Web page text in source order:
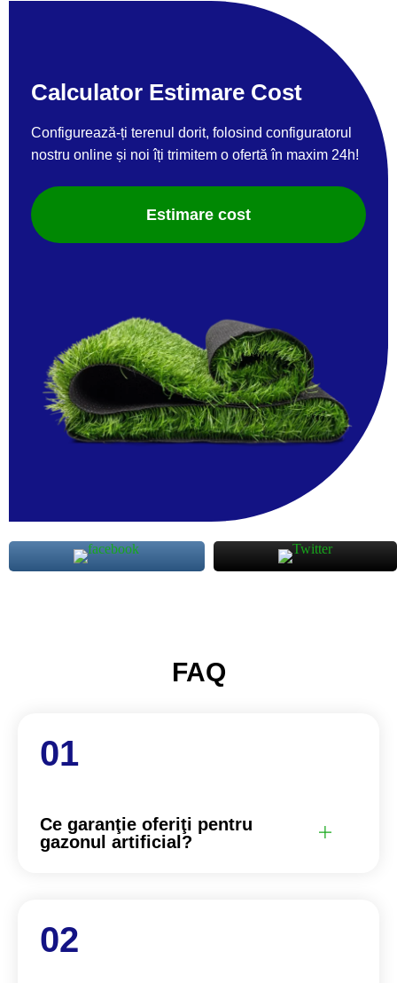
Calculator Estimare Cost
Configurează-ți terenul dorit, folosind configuratorul
nostru online și noi îți trimitem o ofertă în maxim 24h!
Estimare cost
FAQ
Ce garanţie oferiţi pentru
gazonul artificial?